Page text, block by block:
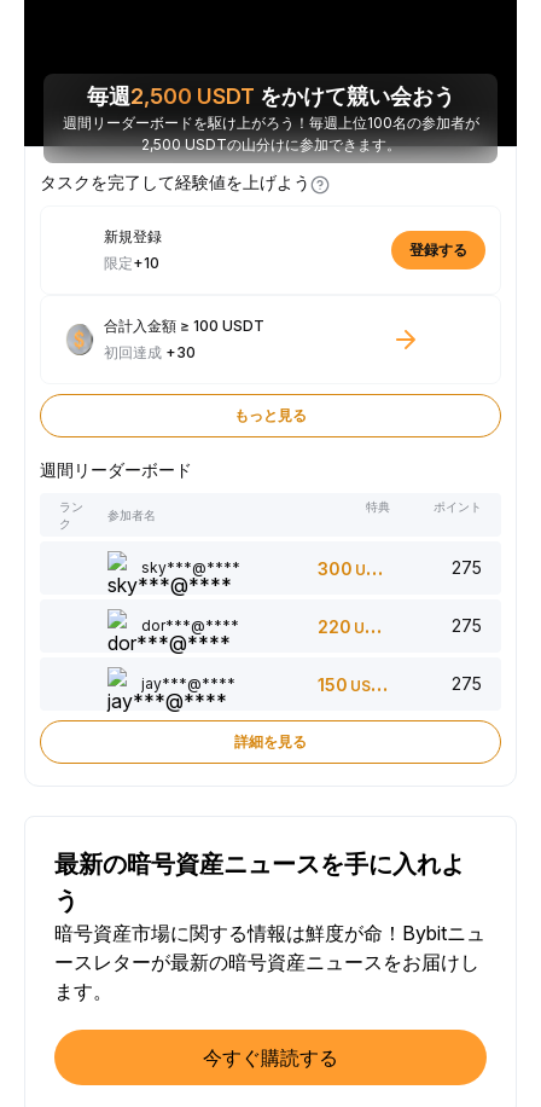
毎週2,500 USDT をかけて競い会おう
週間リーダーボードを駆け上がろう！毎週上位100名の参加者が
2,500 USDTの山分けに参加できます。
タスクを完了して経験値を上げよう
新規登録
限定+10
登録する
合計入金額 ≥ 100 USDT
初回達成 +30
もっと見る
週間リーダーボード
ラン
ク
参加者名
特典 ポイント
sky***@**** 300 USDT 275
dor***@**** 220 USDT 275
jay***@**** 150 USDT 275
詳細を見る
最新の暗号資産ニュースを手に入れよ
う
暗号資産市場に関する情報は鮮度が命！Bybitニュ
ースレターが最新の暗号資産ニュースをお届けし
ます。
今すぐ購読する